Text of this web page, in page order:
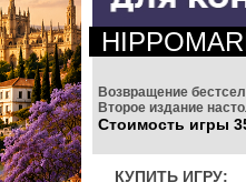
Возвращение
Второе издание
Стоимость игры
КУПИТЬ ИГРУ: